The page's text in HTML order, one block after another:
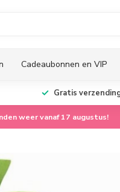
Cadeaubonnen en VIP
Gratis
weer vanaf 17 augustus!